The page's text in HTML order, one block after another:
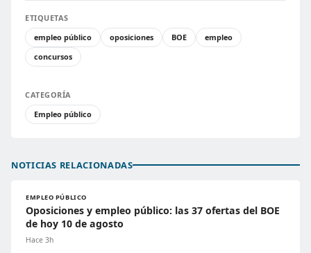
ETIQUETAS
empleo público
oposiciones BOE
empleo
concursos
CATEGORÍA
Empleo público
NOTICIAS RELACIONADAS
EMPLEO PÚBLICO
Oposiciones y empleo público: las 37 ofertas del BOE
de hoy 10 de agosto
Hace 3h